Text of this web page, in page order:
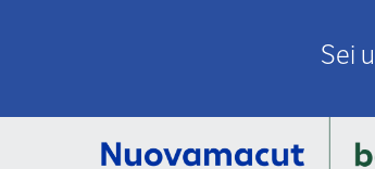
Sei